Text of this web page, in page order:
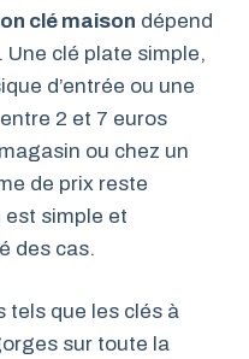
clé maison dépend
clé plate simple,
d’entrée ou une
2 et 7 euros
ou chez un
de prix reste
est simple et
des cas.
tels que les clés à
sur toute la